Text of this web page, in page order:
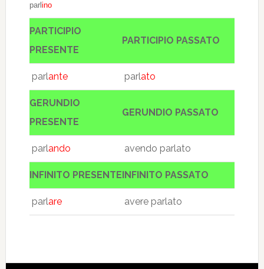
parl ino
PARTICIPIO
PRESENTE
PARTICIPIO PASSATO
parlante parlato
GERUNDIO
PRESENTE
GERUNDIO PASSATO
parlando avendo parlato
INFINITO PRESENTEINFINITO PASSATO
parlare avere parlato